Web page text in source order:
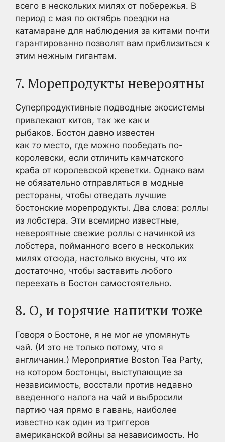
всего в нескольких милях от побережья. В
период с мая по октябрь поездки на
катамаране для наблюдения за китами почти
гарантированно позволят вам приблизиться к
этим нежным гигантам.
7. Морепродукты невероятны
Суперпродуктивные подводные экосистемы
привлекают китов, так же как и
рыбаков. Бостон давно известен
как то место, где можно пообедать по-
королевски, если отличить камчатского
краба от королевской креветки. Однако вам
не обязательно отправляться в модные
рестораны, чтобы отведать лучшие
бостонские морепродукты. Два слова: роллы
из лобстера. Эти всемирно известные,
невероятные свежие роллы с начинкой из
лобстера, пойманного всего в нескольких
милях отсюда, настолько вкусны, что их
достаточно, чтобы заставить любого
переехать в Бостон самостоятельно.
8. О, и горячие напитки тоже
Говоря о Бостоне, я не мог не упомянуть
чай. (И это не только потому, что я
англичанин.) Мероприятие Boston Tea Party,
на котором бостонцы, выступающие за
независимость, восстали против недавно
введенного налога на чай и выбросили
партию чая прямо в гавань, наиболее
известно как один из триггеров
американской войны за независимость. Но